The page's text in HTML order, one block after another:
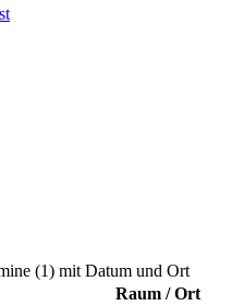
(1) mit Datum und Ort
Raum / Ort